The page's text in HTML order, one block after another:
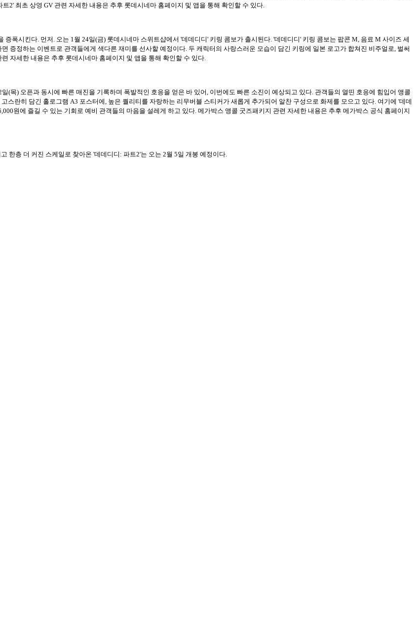
2' 최초 상영 GV 관련 자세한 내용은 추후 롯데시네마 홈페이지 및 앱을 통해 확인할 수 있다.
폭시킨다. 먼저. 오는 1월 24일(금) 롯데시네마 스위트샵에서 '데데디디' 키링 콤보가 출시된다. '데데디디' 키링 콤보는 팝콘 M, 음료 M 사이즈 세
증정하는 이벤트로 관객들에게 색다른 재미를 선사할 예정이다. 두 캐릭터의 사랑스러운 모습이 담긴 키링에 일본 로고가 합쳐진 비주얼로, 벌써
자세한 내용은 추후 롯데시네마 홈페이지 및 앱을 통해 확인할 수 있다.
(목) 오픈과 동시에 빠른 매진을 기록하며 폭발적인 호응을 얻은 바 있어, 이번에도 빠른 소진이 예상되고 있다. 관객들의 열띤 호응에 힘입어 앵콜
스란히 담긴 홀로그램 A3 포스터에, 높은 퀄리티를 자랑하는 리무버블 스티커가 새롭게 추가되어 알찬 구성으로 화제를 모으고 있다. 여기에 '데데
원에 즐길 수 있는 기회로 예비 관객들의 마음을 설레게 하고 있다. 메가박스 앵콜 굿즈패키지 관련 자세한 내용은 추후 메가박스 공식 홈페이지
한층 더 커진 스케일로 찾아온 '데데디디: 파트2'는 오는 2월 5일 개봉 예정이다.